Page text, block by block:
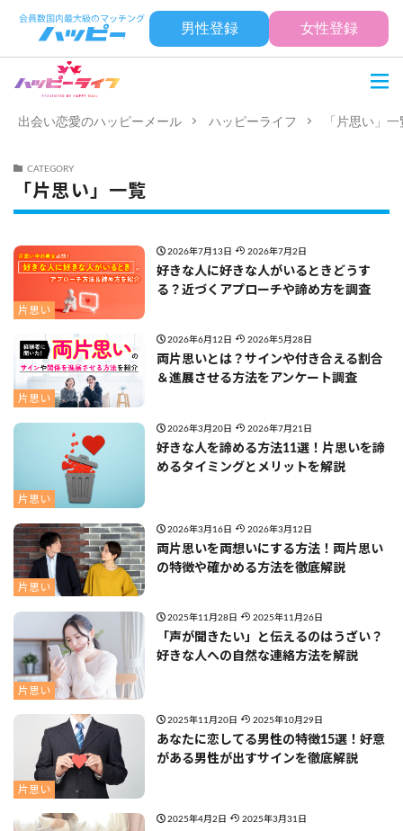
男性登録 女性登録
出会い恋愛のハッピーメール ハッピーライフ 「片思い」一
CATEGORY
「片思い」一覧
片思い
2026年7月13日 2026年7月2日
好きな人に好きな人がいるときどうす
る？近づくアプローチや諦め方を調査
片思い
2026年6月12日 2026年5月28日
両片思いとは？サインや付き合える割合
＆進展させる方法をアンケート調査
片思い
2026年3月20日 2026年7月21日
好きな人を諦める方法11選！片思いを諦
めるタイミングとメリットを解説
片思い
2026年3月16日 2026年3月12日
両片思いを両想いにする方法！両片思い
の特徴や確かめる方法を徹底解説
片思い
2025年11月28日 2025年11月26日
「声が聞きたい」と伝えるのはうざい？
好きな人への自然な連絡方法を解説
片思い
2025年11月20日 2025年10月29日
あなたに恋してる男性の特徴15選！好意
がある男性が出すサインを徹底解説
2025年4月2日 2025年3月31日